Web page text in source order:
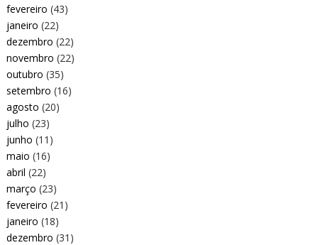
fevereiro (43)
janeiro (22)
dezembro (22)
novembro (22)
outubro (35)
setembro (16)
agosto (20)
julho (23)
junho (11)
maio (16)
abril (22)
março (23)
fevereiro (21)
janeiro (18)
dezembro (31)